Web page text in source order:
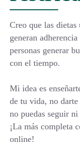
Creo que las
generan
personas generar
con el tiempo.
Mi idea es
de tu vida, no
no puedas seguir
¡La más completa
online!